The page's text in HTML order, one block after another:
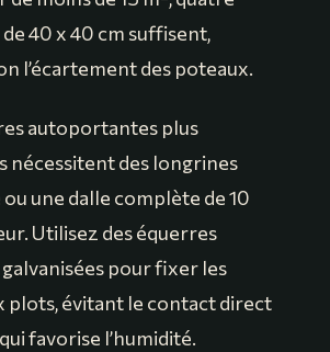
40 x 40 cm suffisent,
l’écartement des poteaux.
autoportantes plus
nécessitent des longrines
une dalle complète de 10
Utilisez des équerres
pour fixer les
plots, évitant le contact direct
favorise l’humidité.